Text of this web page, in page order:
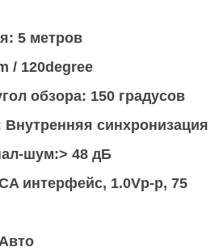
5 метров
/ 120degree
обзора: 150 градусов
синхронизация
шум:> 48 дБ
интерфейс, 1.0Vp-р, 75